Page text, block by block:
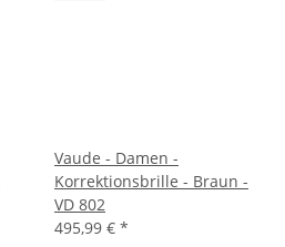
Vaude - Damen -
Korrektionsbrille - Braun -
VD 802
495,99 € *